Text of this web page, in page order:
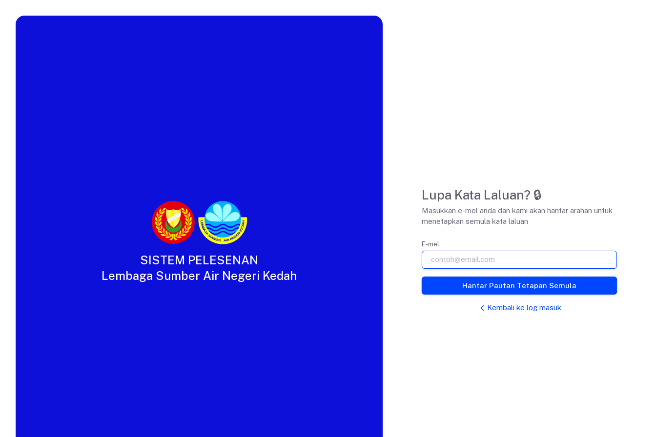
SISTEM PELESENAN
Lembaga Sumber Air Negeri Kedah
Lupa Kata Laluan? 🔒
Masukkan e-mel anda dan kami akan hantar arahan untuk
menetapkan semula kata laluan
E-mel
Hantar Pautan Tetapan Semula
Kembali ke log masuk